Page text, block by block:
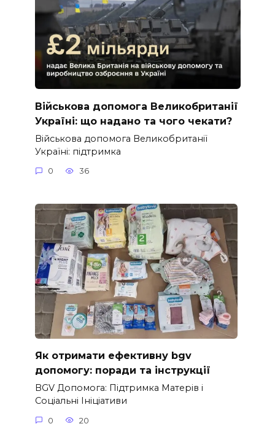
Військова допомога Великобританії
Україні: що надано та чого чекати?
Військова допомога Великобританії
Україні: підтримка
0 36
Як отримати ефективну bgv
допомогу: поради та інструкції
BGV Допомога: Підтримка Матерів і
Соціальні Ініціативи
0 20